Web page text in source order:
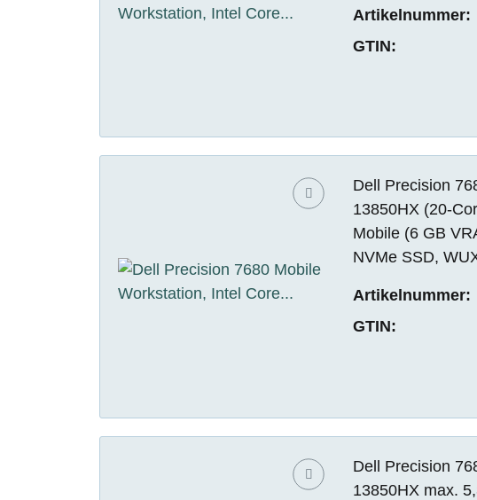
Artikelnummer:
GTIN:
Dell Precision
13850HX (20-
Mobile (6 GB
NVMe SSD,
Artikelnummer:
GTIN:
Dell Precision
13850HX max.